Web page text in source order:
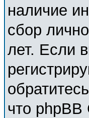
наличие
сбор
лет. Если
что